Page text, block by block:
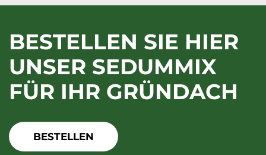
BESTELLEN SIE HIER
UNSER SEDUMMIX
FÜR IHR GRÜNDACH
BESTELLEN